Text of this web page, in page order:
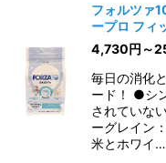
フォルツァ
ープロ フィ
4,730円 ～
毎日の消化
ード！ ●シ
されていな
ーグレイン
米とホワイ…